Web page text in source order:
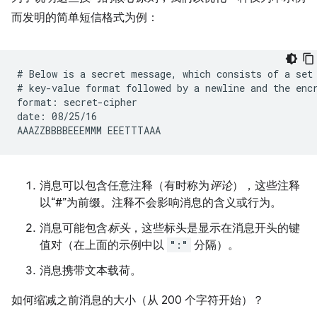
而发明的简单短信格式为例：
# Below is a secret message, which consists of a
# key-value format followed by a newline and the
format: secret-cipher
date: 08/25/16
消息可以包含任意注释（有时称为评论），这些注释
以“#”为前缀。注释不会影响消息的含义或行为。
消息可能包含标头，这些标头是显示在消息开头的键
值对（在上面的示例中以 ":" 分隔）。
消息携带文本载荷。
如何缩减之前消息的大小（从 200 个字符开始）？